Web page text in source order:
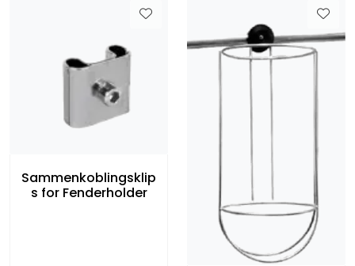
Sammenkoblingsklip
s for Fenderholder